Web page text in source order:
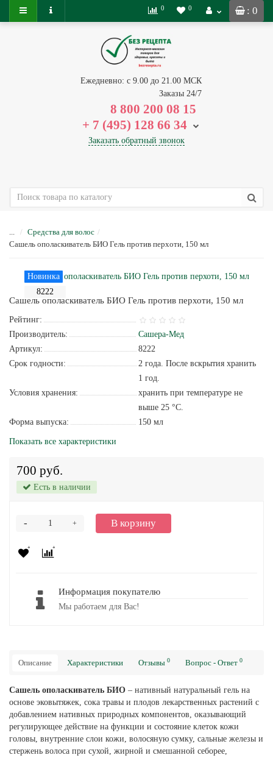
: 0
0 0
Ежедневно: с 9.00 до 21.00 МСК
Заказы 24/7
8 800 200 08 15
+ 7 (495) 128 66 34
Заказать обратный звонок
...
Средства для волос
Сашель ополаскиватель БИО Гель против перхоти, 150 мл
Новинка
8222
Сашель ополаскиватель БИО Гель против перхоти, 150 мл
Рейтинг:
Производитель:
Сашера-Мед
Артикул:
8222
Срок годности:
2 года. После вскрытия хранить
1 год.
Условия хранения:
хранить при температуре не
выше 25 °С.
Форма выпуска:
150 мл
Показать все характеристики
700 руб.
Есть в наличии
+
- В корзину
Информация покупателю
Мы работаем для Вас!
Описание Характеристики Отзывы 0 Вопрос - Ответ 0
Сашель ополаскиватель БИО – нативный натуральный гель на
основе эковытяжек, сока травы и плодов лекарственных растений с
добавлением нативных природных компонентов, оказывающий
регулирующее действие на функции и состояние клеток кожи
головы, внутренние слои кожи, волосяную сумку, сальные железы и
стержень волоса при сухой, жирной и смешанной себорее,